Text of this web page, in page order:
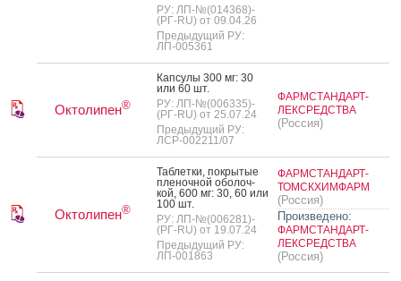
РУ: ЛП-№(014368)-
(РГ-RU) от 09.04.26
Предыдущий РУ:
ЛП-005361
Октолипен®
Кап­су­лы 300 мг: 30
или 60 шт.
РУ: ЛП-№(006335)-
(РГ-RU) от 25.07.24
Предыдущий РУ:
ЛСР-002211/07
ФАРМСТАНДАРТ-
ЛЕКСРЕДСТВА
(Россия)
Октолипен®
Таб­летки, пок­ры­тые
пле­ноч­ной обо­лоч­
кой, 600 мг: 30, 60 или
100 шт.
РУ: ЛП-№(006281)-
(РГ-RU) от 19.07.24
Предыдущий РУ:
ЛП-001863
ФАРМСТАНДАРТ-
ТОМСКХИМФАРМ
(Россия)
Произведено:
ФАРМСТАНДАРТ-
ЛЕКСРЕДСТВА
(Россия)